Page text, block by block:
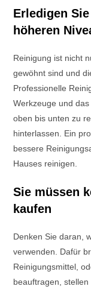
Erledigen
höheren
Reinigung ist nicht
gewöhnt sind und
Professionelle
Werkzeuge und
oben bis unten zu
hinterlassen. Ein
bessere
Hauses reinigen.
Sie müssen
kaufen
Denken Sie daran,
verwenden. Dafür
Reinigungsmittel,
beauftragen,